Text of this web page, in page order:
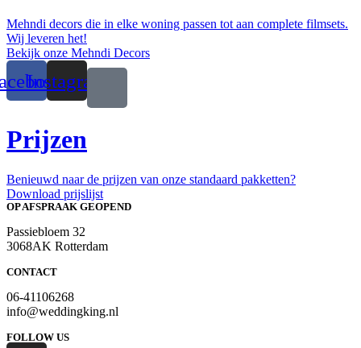
Mehndi decors die in elke woning passen tot aan complete filmsets.
Wij leveren het!
Bekijk onze Mehndi Decors
Instagram
Prijzen
Benieuwd naar de prijzen van onze standaard pakketten?
Download prijslijst
OP AFSPRAAK GEOPEND
Passiebloem 32
3068AK Rotterdam
CONTACT
06-41106268
info@weddingking.nl
FOLLOW US